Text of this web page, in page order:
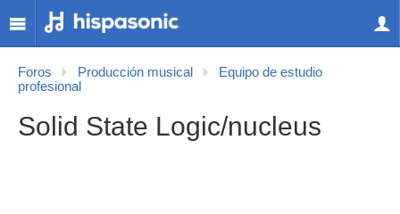
Foros Producción musical
Equipo de estudio
profesional
Solid State Logic/nucleus